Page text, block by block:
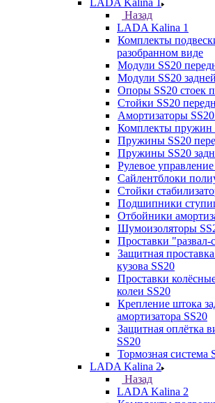
LADA Kalina 1
Назад
LADA Kalina 1
Комплекты
разобранном виде
Модули SS20
Модули SS20
Опоры SS20 стоек
Стойки SS20
Амортизаторы
Комплекты пружин
Пружины SS20
Пружины SS20
Рулевое
Сайлентблоки
Стойки
Подшипники
Отбойники
Шумоизоляторы
Проставки
Защитная
кузова SS20
Проставки
колеи SS20
Крепление штока
амортизатора SS20
Защитная оплётка
SS20
Тормозная система
LADA Kalina 2
Назад
LADA Kalina 2